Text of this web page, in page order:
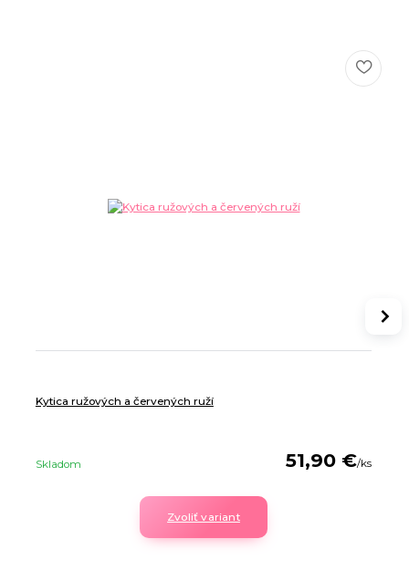
Kytica ružových a červených ruží
51,90 €/ks
Skladom
Zvoliť variant